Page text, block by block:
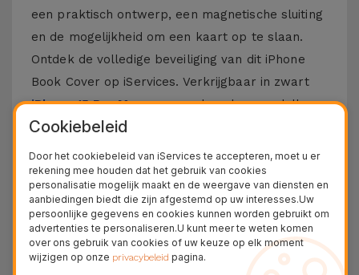
een praktisch ontwerp, een magnetische sluiting
en de mogelijkheid om een kaart op te slaan.
Ontdek de volledige beveiliging van dit iPhone
Book Cover op iServices. Verkrijgbaar in zwart
iPhone 15 Pro Max, maar ook andere modellen
Apple zoals de
natuurlijk niet de nieuwste
iPhone 16
iPhone
17.
Meer informatie over iPhone Cover in
Book
Deze hoes voor iPhone is gemaakt van
Cookiebeleid
Door het cookiebeleid van iServices te accepteren, moet u er
rekening mee houden dat het gebruik van cookies
personalisatie mogelijk maakt en de weergave van diensten en
aanbiedingen biedt die zijn afgestemd op uw interesses.Uw
persoonlijke gegevens en cookies kunnen worden gebruikt om
advertenties te personaliseren.U kunt meer te weten komen
over ons gebruik van cookies of uw keuze op elk moment
wijzigen op onze privacybeleid pagina.